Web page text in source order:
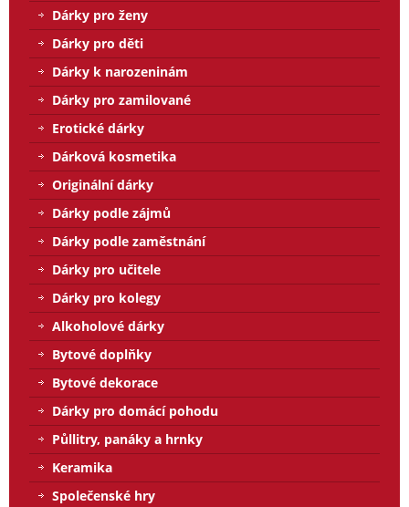
Dárky pro ženy
Dárky pro děti
Dárky k narozeninám
Dárky pro zamilované
Erotické dárky
Dárková kosmetika
Originální dárky
Dárky podle zájmů
Dárky podle zaměstnání
Dárky pro učitele
Dárky pro kolegy
Alkoholové dárky
Bytové doplňky
Bytové dekorace
Dárky pro domácí pohodu
Půllitry, panáky a hrnky
Keramika
Společenské hry